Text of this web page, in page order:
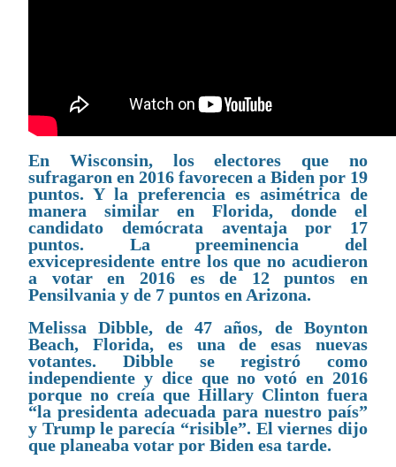
En Wisconsin, los electores que no
sufragaron en 2016 favorecen a Biden por 19
puntos. Y la preferencia es asimétrica de
manera similar en Florida, donde el
candidato demócrata aventaja por 17
puntos. La preeminencia del
exvicepresidente entre los que no acudieron
a votar en 2016 es de 12 puntos en
Pensilvania y de 7 puntos en Arizona.
Melissa Dibble, de 47 años, de Boynton
Beach, Florida, es una de esas nuevas
votantes. Dibble se registró como
independiente y dice que no votó en 2016
porque no creía que Hillary Clinton fuera
“la presidenta adecuada para nuestro país”
y Trump le parecía “risible”. El viernes dijo
que planeaba votar por Biden esa tarde.